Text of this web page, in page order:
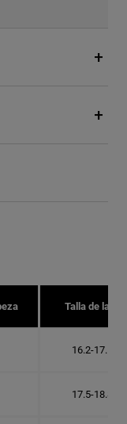
Talla de la
16.2-17.5
17.5-18.8